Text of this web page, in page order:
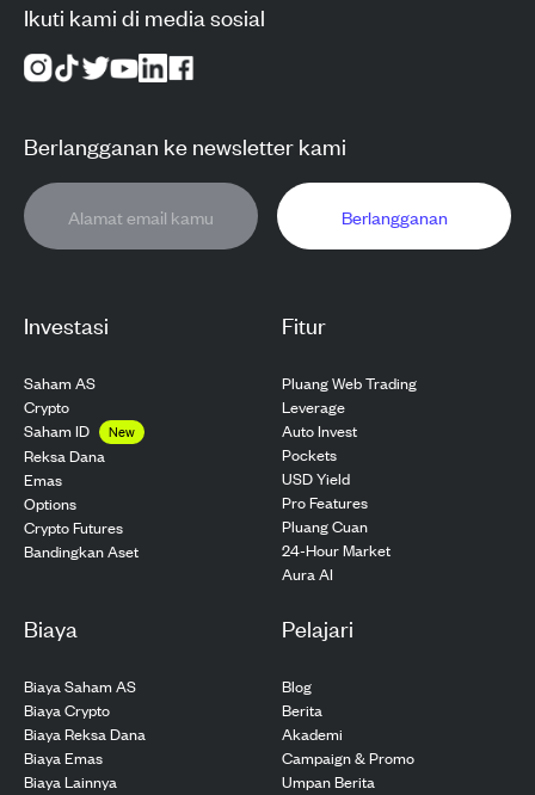
Investasi
Saham AS
Crypto
Saham ID
New
Reksa Dana
Emas
Options
Crypto Futures
Bandingkan Aset
Fitur
Pluang Web Trading
Leverage
Auto Invest
Pockets
USD Yield
Pro Features
Pluang Cuan
24-Hour Market
Aura AI
Biaya
Biaya Saham AS
Biaya Crypto
Biaya Reksa Dana
Biaya Emas
Biaya Lainnya
Pelajari
Blog
Berita
Akademi
Campaign & Promo
Umpan Berita
Ikuti kami di media sosial
Berlangganan ke newsletter kami
Berlangganan